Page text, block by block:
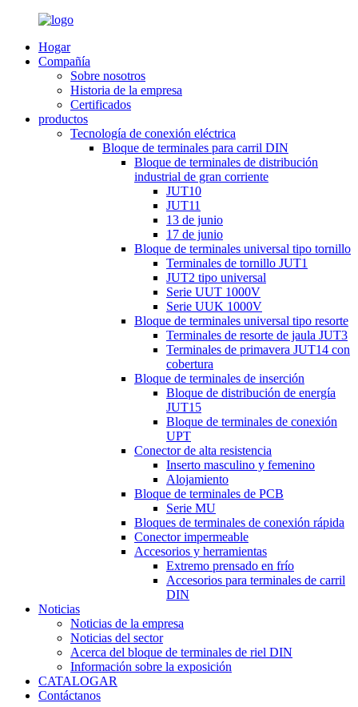
Hogar
Compañía
Sobre nosotros
Historia de la empresa
Certificados
productos
Tecnología de conexión eléctrica
Bloque de terminales para carril DIN
Bloque de terminales de distribución
industrial de gran corriente
JUT10
JUT11
13 de junio
17 de junio
Bloque de terminales universal tipo tornillo
Terminales de tornillo JUT1
JUT2 tipo universal
Serie UUT 1000V
Serie UUK 1000V
Bloque de terminales universal tipo resorte
Terminales de resorte de jaula JUT3
Terminales de primavera JUT14 con
cobertura
Bloque de terminales de inserción
Bloque de distribución de energía
JUT15
Bloque de terminales de conexión
UPT
Conector de alta resistencia
Inserto masculino y femenino
Alojamiento
Bloque de terminales de PCB
Serie MU
Bloques de terminales de conexión rápida
Conector impermeable
Accesorios y herramientas
Extremo prensado en frío
Accesorios para terminales de carril
DIN
Noticias
Noticias de la empresa
Noticias del sector
Acerca del bloque de terminales de riel DIN
Información sobre la exposición
CATALOGAR
Contáctanos